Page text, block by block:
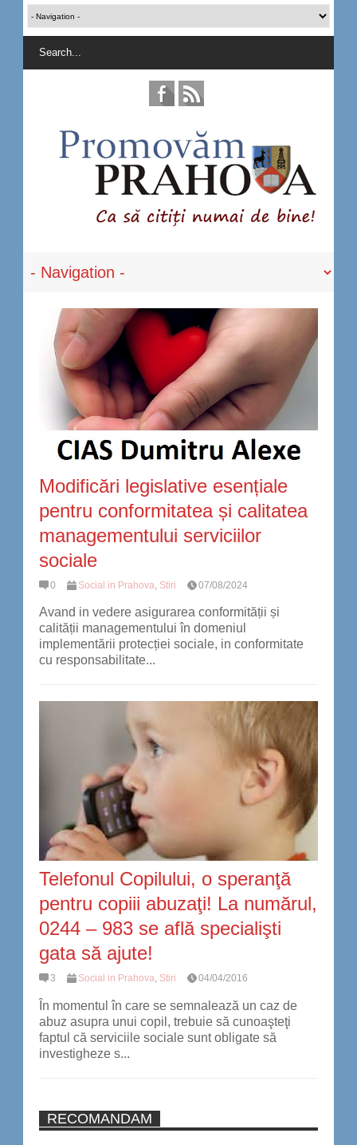
Modificări legislative esențiale
pentru conformitatea și calitatea
managementului serviciilor
sociale
0 Social in Prahova, Stiri 07/08/2024
Avand in vedere asigurarea conformității și
calității managementului în domeniul
implementării protecției sociale, in conformitate
cu responsabilitate...
Telefonul Copilului, o speranţă
pentru copiii abuzaţi! La numărul,
0244 – 983 se află specialişti
gata să ajute!
3 Social in Prahova, Stiri 04/04/2016
În momentul în care se semnalează un caz de
abuz asupra unui copil, trebuie să cunoaşteţi
faptul că serviciile sociale sunt obligate să
investigheze s...
RECOMANDAM